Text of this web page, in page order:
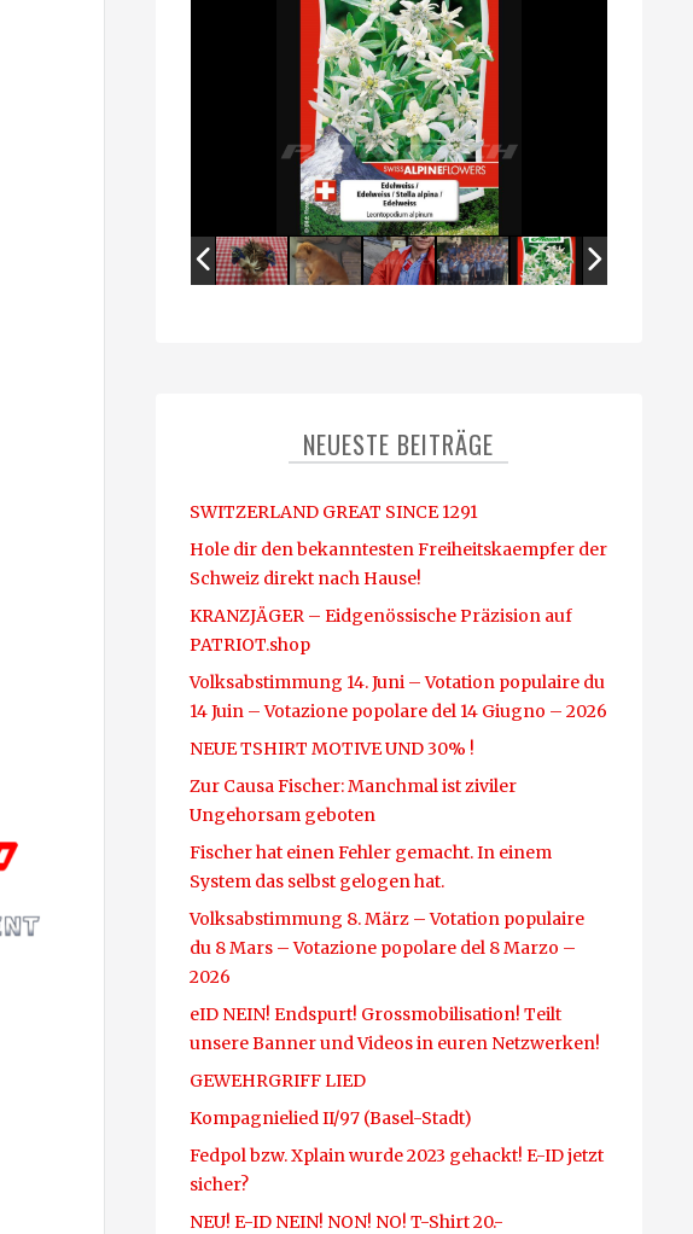
NEUESTE BEITRÄGE
SWITZERLAND GREAT SINCE 1291
Hole dir den bekanntesten Freiheitskaempfer der
Schweiz direkt nach Hause!
KRANZJÄGER – Eidgenössische Präzision auf
PATRIOT.shop
Volksabstimmung 14. Juni – Votation populaire du
14 Juin – Votazione popolare del 14 Giugno – 2026
NEUE TSHIRT MOTIVE UND 30% !
Zur Causa Fischer: Manchmal ist ziviler
Ungehorsam geboten
Fischer hat einen Fehler gemacht. In einem
System das selbst gelogen hat.
Volksabstimmung 8. März – Votation populaire
du 8 Mars – Votazione popolare del 8 Marzo –
2026
eID NEIN! Endspurt! Grossmobilisation! Teilt
unsere Banner und Videos in euren Netzwerken!
GEWEHRGRIFF LIED
Kompagnielied II/97 (Basel-Stadt)
Fedpol bzw. Xplain wurde 2023 gehackt! E-ID jetzt
sicher?
NEU! E-ID NEIN! NON! NO! T-Shirt 20.-